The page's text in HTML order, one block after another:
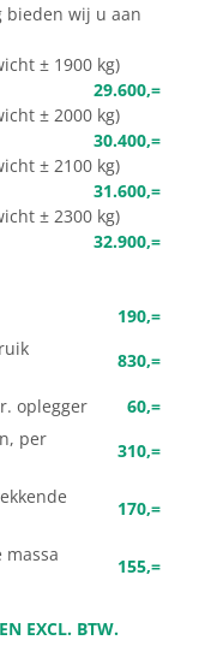
bieden wij u aan
± 1900 kg)
29.600,=
± 2000 kg)
30.400,=
± 2100 kg)
31.600,=
± 2300 kg)
32.900,=
190,=
830,=
oplegger
60,=
per
310,=
170,=
155,=
EXCL. BTW.